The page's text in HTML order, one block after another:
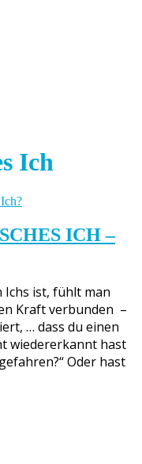
Ich
ICH –
Ichs ist, fühlt man
Kraft verbunden –
… dass du einen
wiedererkannt hast
Oder hast